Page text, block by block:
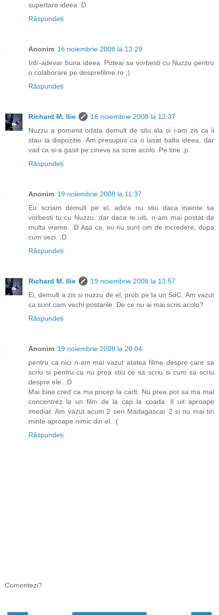
supertare ideea :D
Răspundeți
Anonim 16 noiembrie 2008 la 12:29
Intr-adevar buna ideea. Puteai sa vorbesti cu Nuzzu pentru
o colaborare pe desprefilme.ro ;)
Răspundeți
Richard M. Ilie
16 noiembrie 2008 la 12:37
Nuzzu a pomenit odata demult de situ ala si i-am zis ca ii
stau la dispozitie. Am presupus ca o lasat balta ideea, dar
vad ca si-a gasit pe cineva sa scrie acolo. Pe tine :p.
Răspundeți
Anonim 19 noiembrie 2008 la 11:37
Eu scriam demult pe el, adica nu stiu daca inainte sa
vorbesti tu cu Nuzzu. dar daca te uiti, n-am mai postat de
multa vreme. :D Asa ca, eu nu sunt om de incredere, dupa
cum vezi. :D
Răspundeți
Richard M. Ilie
19 noiembrie 2008 la 13:57
Ei, demult a zis si nuzzu de el, prob pe la un SdC. Am vazut
ca sunt cam vechi postarile. De ce nu ai mai scris acolo?
Răspundeți
Anonim 19 noiembrie 2008 la 20:04
pentru ca nici n-am mai vazut atatea filme despre care sa
scriu si pentru ca nu prea stiu ce sa scriu si cum sa scriu
despre ele. :D
Mai bine cred ca ma pricep la carti. Nu prea pot sa ma mai
concentrez la un film de la cap la coada. Il uit aproape
imediat. Am vazut acum 2 seri Madagascar 2 si nu mai tin
minte aproape nimic din el. :(
Răspundeți
Comentezi?